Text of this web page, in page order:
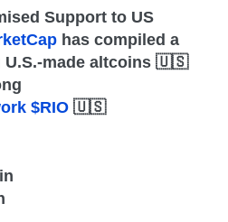
Support to US
has compiled a
U.S.-made altcoins 🇺🇸
$RIO 🇺🇸